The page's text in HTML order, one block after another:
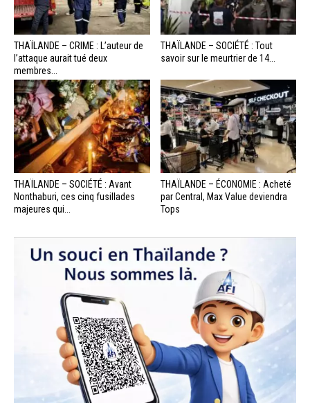
THAÏLANDE – CRIME : L’auteur de
l’attaque aurait tué deux
membres...
THAÏLANDE – SOCIÉTÉ : Tout
savoir sur le meurtrier de 14...
THAÏLANDE – SOCIÉTÉ : Avant
Nonthaburi, ces cinq fusillades
majeures qui...
THAÏLANDE – ÉCONOMIE : Acheté
par Central, Max Value deviendra
Tops